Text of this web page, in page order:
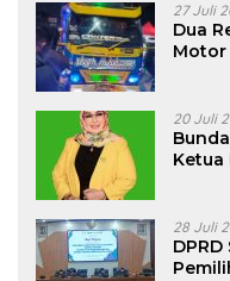
27 Juli
Dua
Motor
20 Juli
Ketua
28 Juli